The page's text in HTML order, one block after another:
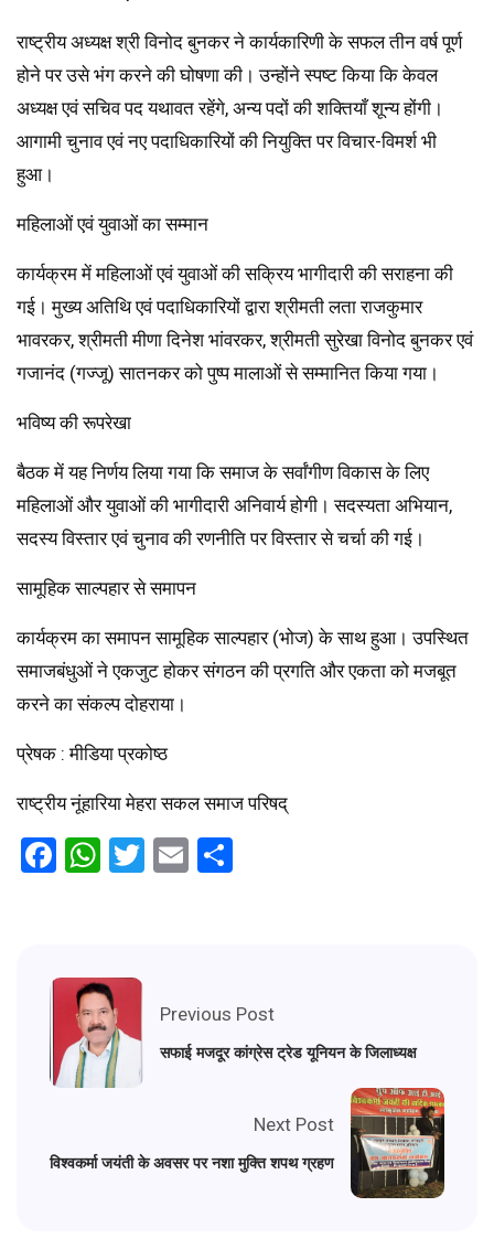
राष्ट्रीय अध्यक्ष श्री विनोद बुनकर ने कार्यकारिणी के सफल तीन वर्ष पूर्ण
होने पर उसे भंग करने की घोषणा की। उन्होंने स्पष्ट किया कि केवल
अध्यक्ष एवं सचिव पद यथावत रहेंगे, अन्य पदों की शक्तियाँ शून्य होंगी।
आगामी चुनाव एवं नए पदाधिकारियों की नियुक्ति पर विचार-विमर्श भी
हुआ।
महिलाओं एवं युवाओं का सम्मान
कार्यक्रम में महिलाओं एवं युवाओं की सक्रिय भागीदारी की सराहना की
गई। मुख्य अतिथि एवं पदाधिकारियों द्वारा श्रीमती लता राजकुमार
भावरकर, श्रीमती मीणा दिनेश भांवरकर, श्रीमती सुरेखा विनोद बुनकर एवं
गजानंद (गज्जू) सातनकर को पुष्प मालाओं से सम्मानित किया गया।
भविष्य की रूपरेखा
बैठक में यह निर्णय लिया गया कि समाज के सर्वांगीण विकास के लिए
महिलाओं और युवाओं की भागीदारी अनिवार्य होगी। सदस्यता अभियान,
सदस्य विस्तार एवं चुनाव की रणनीति पर विस्तार से चर्चा की गई।
सामूहिक साल्पहार से समापन
कार्यक्रम का समापन सामूहिक साल्पहार (भोज) के साथ हुआ। उपस्थित
समाजबंधुओं ने एकजुट होकर संगठन की प्रगति और एकता को मजबूत
करने का संकल्प दोहराया।
प्रेषक : मीडिया प्रकोष्ठ
राष्ट्रीय नूंहारिया मेहरा सकल समाज परिषद्
Facebook
WhatsApp
Twitter
Email
Previous Post
सफाई मजदूर कांग्रेस ट्रेड यूनियन के जिलाध्यक्ष
Next Post
विश्वकर्मा जयंती के अवसर पर नशा मुक्ति शपथ ग्रहण